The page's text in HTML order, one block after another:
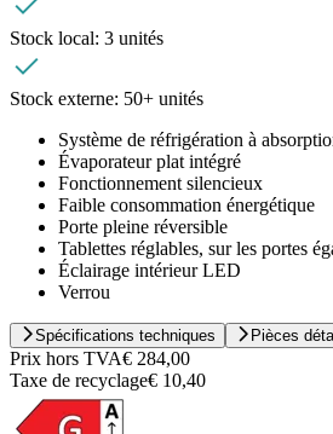
Stock local: 3 unités
Stock externe: 50+ unités
Système de réfrigération à
Évaporateur plat intégré
Fonctionnement silencieux
Faible consommation énergétique
Porte pleine réversible
Tablettes réglables, sur les portes
Éclairage intérieur LED
Verrou
Spécifications techniques Pièces
Prix hors TVA€ 284,00
Taxe de recyclage€ 10,40